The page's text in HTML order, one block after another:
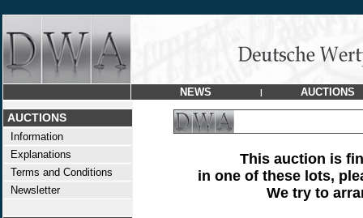
NEWS | AUCTIONS
AUCTIONS
Information
Explanations
Terms and Conditions
Newsletter
This auction is
in one of these lots,
We try to